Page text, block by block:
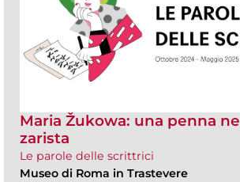
Maria Žukowa: una penna
zarista
Le parole delle scrittrici
Museo di Roma in Trastevere